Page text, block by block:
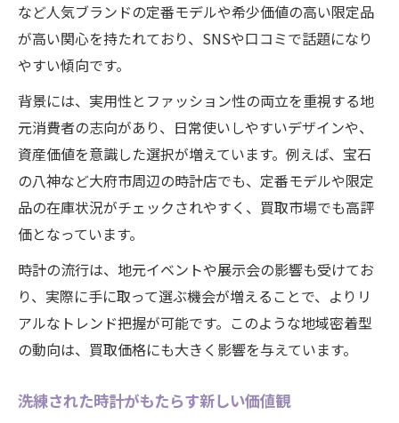
大府市で注目を集める時計トレンド案内
大府市で流行中の時計デザインを紹介
話題の時計ブランドが注目される理由
地元で人気の時計モデルの特徴とは
時計選びに役立つ最新流行ポイント
時計ファン必見のトレンド情報まとめ
買取を検討するなら知るべき時計選びの極意
買取前に確認したい時計の選び方
時計の価値を左右する重要なポイント
流行時計を高く売るための基礎知識
時計買取で後悔しないための極意
時計を選ぶ際の査定基準を徹底解説
時計トレンドが資産価値に与える影響
など人気ブランドの定番モデルや希少価値の高い限定品
が高い関心を持たれており、SNSや口コミで話題になり
やすい傾向です。
背景には、実用性とファッション性の両立を重視する地
元消費者の志向があり、日常使いしやすいデザインや、
資産価値を意識した選択が増えています。例えば、宝石
の八神など大府市周辺の時計店でも、定番モデルや限定
品の在庫状況がチェックされやすく、買取市場でも高評
価となっています。
時計の流行は、地元イベントや展示会の影響も受けてお
り、実際に手に取って選ぶ機会が増えることで、よりリ
アルなトレンド把握が可能です。このような地域密着型
の動向は、買取価格にも大きく影響を与えています。
洗練された時計がもたらす新しい価値観